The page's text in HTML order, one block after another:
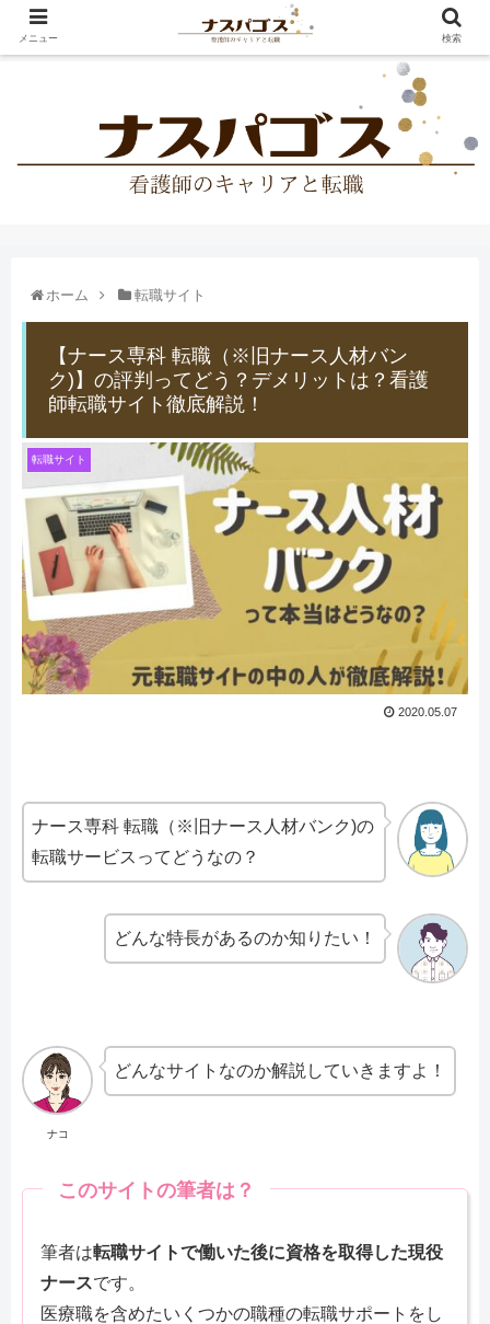
ホーム 転職サイト
【ナース専科 転職（※旧ナース人材バン
ク)】の評判ってどう？デメリットは？看護
師転職サイト徹底解説！
転職サイト
2020.05.07
ナース専科 転職（※旧ナース人材バンク)の
転職サービスってどうなの？
どんな特長があるのか知りたい！
ナコ
どんなサイトなのか解説していきますよ！
このサイトの筆者は？
筆者は転職サイトで働いた後に資格を取得した現役
ナースです。
医療職を含めたいくつかの職種の転職サポートをし
メニュー 検索